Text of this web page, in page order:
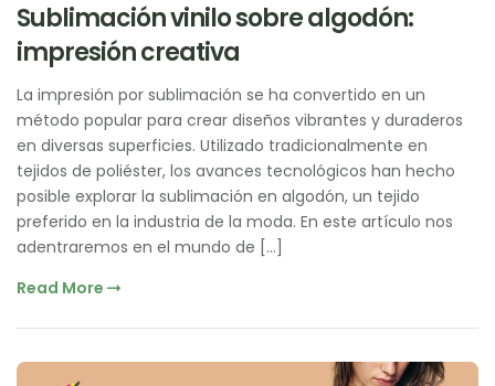
Sublimación vinilo sobre algodón:
impresión creativa
La impresión por sublimación se ha convertido en un
método popular para crear diseños vibrantes y duraderos
en diversas superficies. Utilizado tradicionalmente en
tejidos de poliéster, los avances tecnológicos han hecho
posible explorar la sublimación en algodón, un tejido
preferido en la industria de la moda. En este artículo nos
adentraremos en el mundo de […]
Read More